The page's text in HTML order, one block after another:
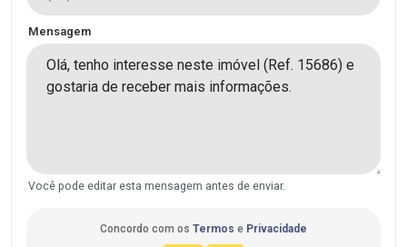
Mensagem
Você pode editar esta mensagem antes de enviar.
Concordo com os Termos e Privacidade